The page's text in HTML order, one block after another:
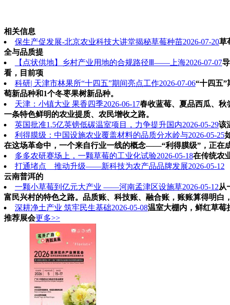
相关信息
保生产促发展-北京农业科技大讲堂揭秘草莓种苗2026-07-20草
全与品质提
【点状供地】乡村产业用地的合规路径Ⅲ——上海2026-07-07
看，目前项
科研| 天津市林果所“十四五”期间亮点工作2026-07-06“十四五”
萄新品种和1个冬枣果树新品种。
天津：小镇大业 果香四季2026-06-17春收蓝莓、夏品西瓜、秋
一条特色鲜明的农业提质、农民增收之路。
英国批准1.5亿英镑低碳温室项目，力争提升国内2026-05-29该
利得膜级：中国设施农业覆盖材料的品质分水岭与2026-05-25
在这场革命中，一个来自行业一线的概念——“利得膜级”，正在
多多农研赛场上，一颗草莓的工业化试验2026-05-18在传统农
打通堵点 推动升级——新科技为农产品品牌发展2026-05-12
云南普洱的
一颗小草莓到亿元大产业 ——河南孟津区设施草2026-05-12从
富民兴村的特色之路。品质账、科技账、融合账，账账算得明白
深耕净土产业 筑牢民生基础2026-05-08温室大棚内，鲜红草莓
推荐展会更多>>